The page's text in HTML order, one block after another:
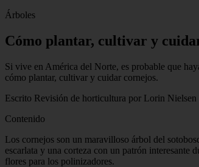
Árboles
Cómo plantar, cultivar y
Si vive en América del Norte, es probable que
cómo plantar, cultivar y cuidar cornejos.
Escrito Revisión de horticultura por Lorin
Contenido
Los cornejos son un maravilloso árbol del
escarlata y una corteza con un patrón
flores para los polinizadores.